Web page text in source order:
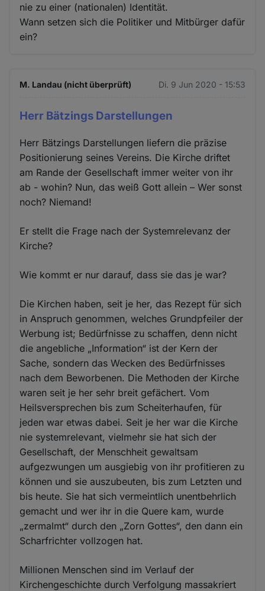
nie zu einer (nationalen) Identität.
Wann setzen sich die Politiker und Mitbürger dafür
ein?
M. Landau (nicht überprüft) Di. 9 Jun 2020 - 15:53
Herr Bätzings Darstellungen
Herr Bätzings Darstellungen liefern die präzise
Positionierung seines Vereins. Die Kirche driftet
am Rande der Gesellschaft immer weiter von ihr
ab - wohin? Nun, das weiß Gott allein – Wer sonst
noch? Niemand!
Er stellt die Frage nach der Systemrelevanz der
Kirche?
Wie kommt er nur darauf, dass sie das je war?
Die Kirchen haben, seit je her, das Rezept für sich
in Anspruch genommen, welches Grundpfeiler der
Werbung ist; Bedürfnisse zu schaffen, denn nicht
die angebliche „Information“ ist der Kern der
Sache, sondern das Wecken des Bedürfnisses
nach dem Beworbenen. Die Methoden der Kirche
waren seit je her sehr breit gefächert. Vom
Heilsversprechen bis zum Scheiterhaufen, für
jeden war etwas dabei. Seit je her war die Kirche
nie systemrelevant, vielmehr sie hat sich der
Gesellschaft, der Menschheit gewaltsam
aufgezwungen um ausgiebig von ihr profitieren zu
können und sie auszubeuten, bis zum Letzten und
bis heute. Sie hat sich vermeintlich unentbehrlich
gemacht und wer ihr in die Quere kam, wurde
„zermalmt“ durch den „Zorn Gottes“, den dann ein
Scharfrichter vollzogen hat.
Millionen Menschen sind im Verlauf der
Kirchengeschichte durch Verfolgung massakriert